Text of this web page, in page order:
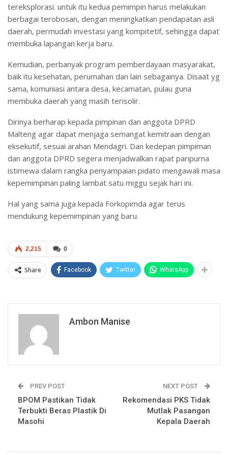
tereksplorasi. untuk itu kedua pemimpin harus melakukan
berbagai terobosan, dengan meningkatkan pendapatan asli
daerah, permudah investasi yang kompitetif, sehingga dapat
membuka lapangan kerja baru.
Kemudian, perbanyak program pemberdayaan masyarakat,
baik itu kesehatan, perumahan dan lain sebagainya. Disaat yg
sama, komuniasi antara desa, kecamatan, pulau guna
membuka daerah yang masih terisolir.
Dirinya berharap kepada pimpinan dan anggota DPRD
Malteng agar dapat menjaga semangat kemitraan dengan
eksekutif, sesuai arahan Mendagri. Dan kedepan pimpiman
dan anggota DPRD segera menjadwalkan rapat paripurna
istimewa dalam rangka penyampaian pidato mengawali masa
kepemimpinan paling lambat satu miggu sejak hari ini.
Hal yang sama juga kepada Forkopimda agar terus
mendukung kepemimpinan yang baru.
0
2,215
Share Facebook Twitter WhatsApp
Ambon Manise
PREV POST
BPOM Pastikan Tidak
Terbukti Beras Plastik Di
Masohi
NEXT POST
Rekomendasi PKS Tidak
Mutlak Pasangan
Kepala Daerah